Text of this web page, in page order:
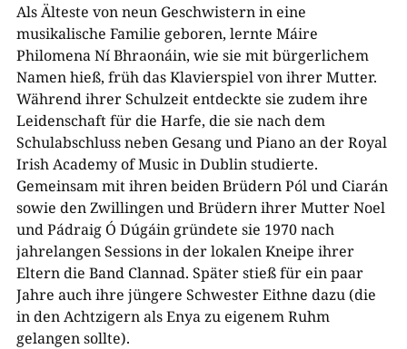
Als Älteste von neun Geschwistern in eine
musikalische Familie geboren, lernte Máire
Philomena Ní Bhraonáin, wie sie mit bürgerlichem
Namen hieß, früh das Klavierspiel von ihrer Mutter.
Während ihrer Schulzeit entdeckte sie zudem ihre
Leidenschaft für die Harfe, die sie nach dem
Schulabschluss neben Gesang und Piano an der Royal
Irish Academy of Music in Dublin studierte.
Gemeinsam mit ihren beiden Brüdern Pól und Ciarán
sowie den Zwillingen und Brüdern ihrer Mutter Noel
und Pádraig Ó Dúgáin gründete sie 1970 nach
jahrelangen Sessions in der lokalen Kneipe ihrer
Eltern die Band Clannad. Später stieß für ein paar
Jahre auch ihre jüngere Schwester Eithne dazu (die
in den Achtzigern als Enya zu eigenem Ruhm
gelangen sollte).